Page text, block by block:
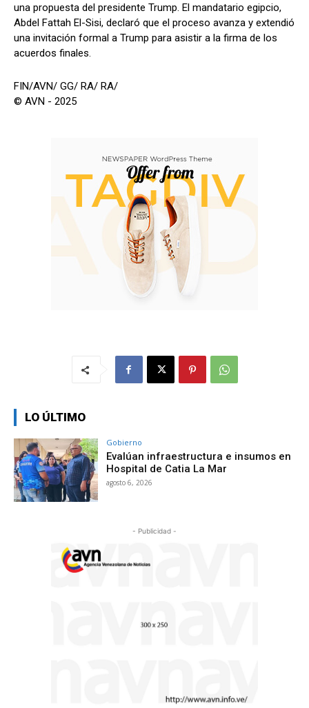
una propuesta del presidente Trump. El mandatario egipcio,
Abdel Fattah El-Sisi, declaró que el proceso avanza y extendió
una invitación formal a Trump para asistir a la firma de los
acuerdos finales.
FIN/AVN/ GG/ RA/ RA/
© AVN - 2025
LO ÚLTIMO
Gobierno
Evalúan infraestructura e insumos en
Hospital de Catia La Mar
agosto 6, 2026
- Publicidad -